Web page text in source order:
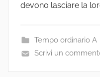
devono lasciare la
Tempo ordinario A
Scrivi un